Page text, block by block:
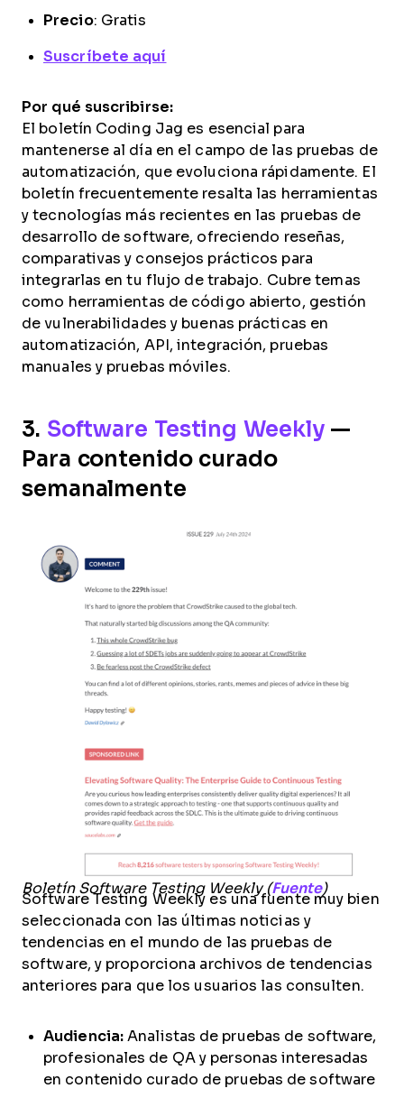
Precio: Gratis
Suscríbete aquí
Por qué suscribirse:
El boletín Coding Jag es esencial para
mantenerse al día en el campo de las pruebas de
automatización, que evoluciona rápidamente. El
boletín frecuentemente resalta las herramientas
y tecnologías más recientes en las pruebas de
desarrollo de software, ofreciendo reseñas,
comparativas y consejos prácticos para
integrarlas en tu flujo de trabajo. Cubre temas
como herramientas de código abierto, gestión
de vulnerabilidades y buenas prácticas en
automatización, API, integración, pruebas
manuales y pruebas móviles.
3. Software Testing Weekly—
Para contenido curado
semanalmente
Boletín Software Testing Weekly (Fuente)
Software Testing Weekly es una fuente muy bien
seleccionada con las últimas noticias y
tendencias en el mundo de las pruebas de
software, y proporciona archivos de tendencias
anteriores para que los usuarios las consulten.
Audiencia: Analistas de pruebas de software,
profesionales de QA y personas interesadas
en contenido curado de pruebas de software